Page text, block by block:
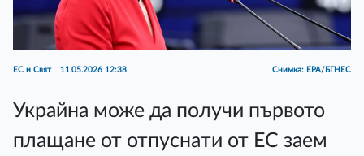
ЕС и Свят 11.05.2026 12:38 Снимка: EPA/БГНЕС
Украйна може да получи първото
плащане от отпуснати от ЕС заем